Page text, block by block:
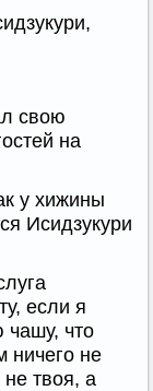
свою
на
у хижины
Исидзукури
если я
чашу, что
ничего не
твоя, а